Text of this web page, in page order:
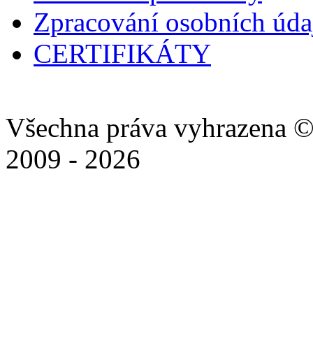
Zpracování osobních
CERTIFIKÁTY
Všechna práva
2009 - 2026